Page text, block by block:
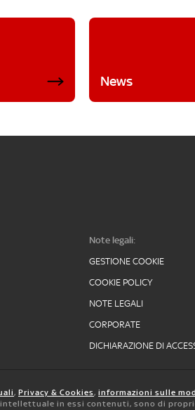
News
Note legali:
GESTIONE COOKIE
COOKIE POLICY
NOTE LEGALI
CORPORATE
DICHIARAZIONE DI
, Privacy & Cookies, informazioni sulle
in essi contenuti, sono di